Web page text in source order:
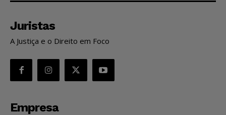
Juristas
A Justiça e o Direito em Foco
Empresa